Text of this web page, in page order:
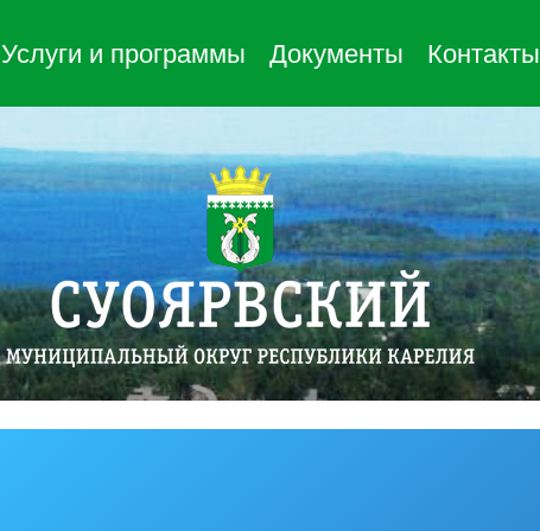
Услуги и программы Документы Контакты